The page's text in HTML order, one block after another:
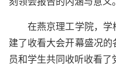
在燕京理工学院，学
建了收看大会开幕盛况
员和学生共同收听收看了